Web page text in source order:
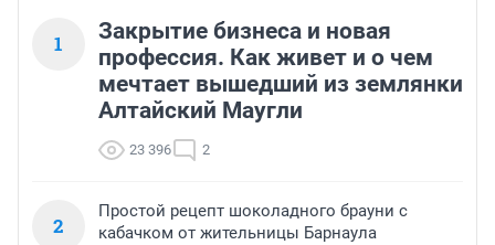
1
Закрытие бизнеса и новая
профессия. Как живет и о чем
мечтает вышедший из землянки
Алтайский Маугли
23 396 2
2
Простой рецепт шоколадного брауни с
кабачком от жительницы Барнаула